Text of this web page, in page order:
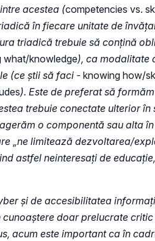
acestea (competencies vs.
în fiecare unitate de
triadică trebuie să conțină
what/knowledge), ca modalitate
(ce știi să faci - knowing how/
). Este de preferat să
trebuie conectate ulterior
o componentă sau alta
„ne limitează dezvoltarea/
astfel neinteresați de
și de accesibilitatea
doar prelucrate
acum este important ca în